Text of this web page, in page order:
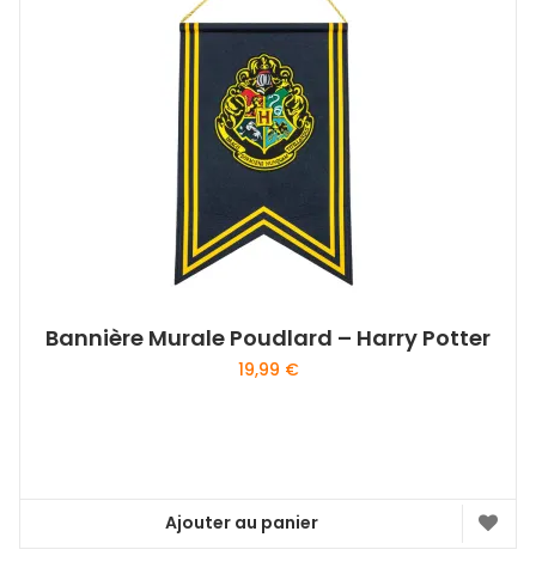
Bannière Murale Poudlard – Harry Potter
19,99 €
Ajouter au panier